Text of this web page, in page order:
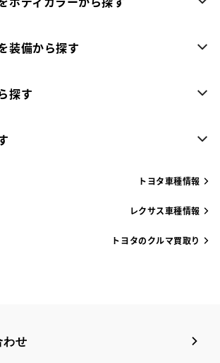
装備から探す
探す
トヨタ車種情報
レクサス車種情報
トヨタのクルマ買取り
わせ